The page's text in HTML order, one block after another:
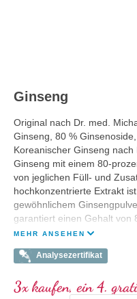
Ginseng
Original nach Dr. med.
Ginseng, 80 %
Koreanischer Ginseng
Ginseng mit einem 80-
von jeglichen Füll- und
hochkonzentrierte Extrakt
gewöhnlichem
garantiert einen Gehalt von
MEHR ANSEHEN
Analysezertifikat
3x kaufen, ein 4.